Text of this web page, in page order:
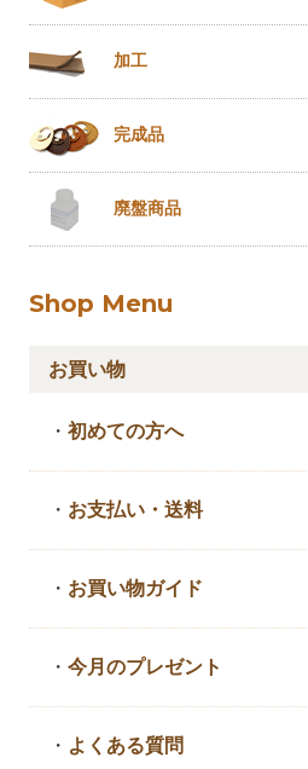
加工
完成品
廃盤商品
Shop Menu
お買い物
・初めての方へ
・ お支払い・送料
・ お買い物ガイド
・今月のプレゼント
・ よくある質問